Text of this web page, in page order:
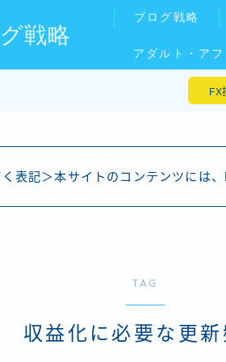
戦略
ブログ戦略
アダルト・ア
FX
表記＞本サイトのコンテンツには
TAG
収益化に必要な更新